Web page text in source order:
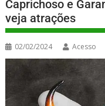
Caprichoso e
veja atrações
02/02/2024 Acesso